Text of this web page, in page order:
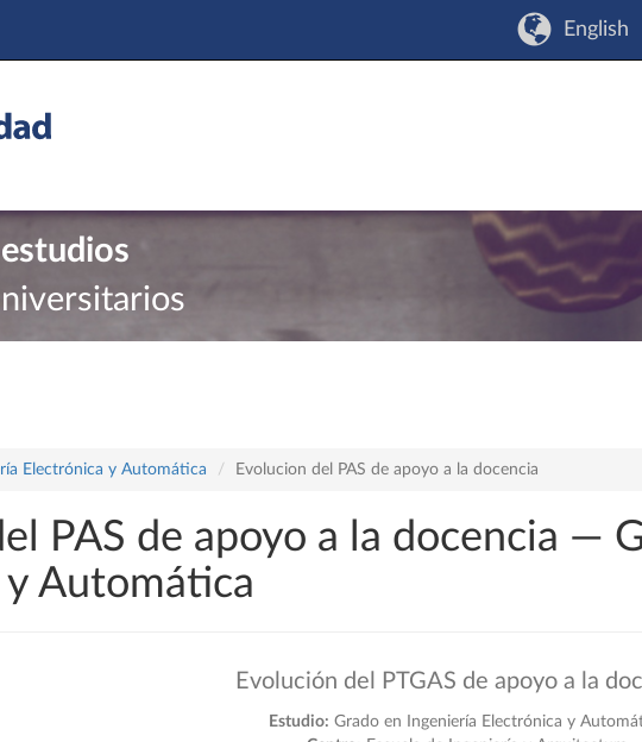
English
estudios
Electrónica y Automática Evolucion del PAS de apoyo a la docencia
PAS de apoyo a la docencia —
y Automática
Evolución del PTGAS de apoyo a la
Estudio: Grado en Ingeniería Electrónica y